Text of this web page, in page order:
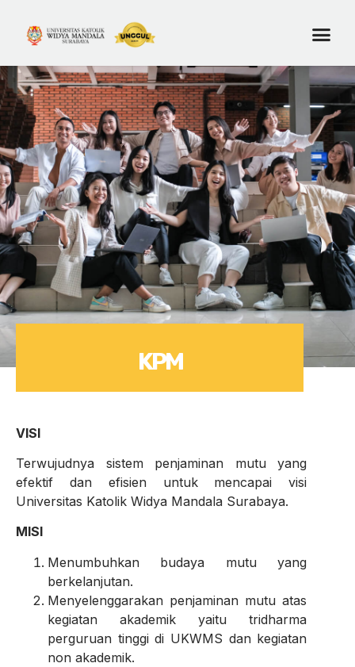
KPM
VISI
Terwujudnya sistem penjaminan mutu yang
efektif dan efisien untuk mencapai visi
Universitas Katolik Widya Mandala Surabaya.
MISI
Menumbuhkan budaya mutu yang
berkelanjutan.
Menyelenggarakan penjaminan mutu atas
kegiatan akademik yaitu tridharma
perguruan tinggi di UKWMS dan kegiatan
non akademik.